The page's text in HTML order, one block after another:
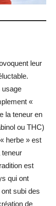
leur
usage
«
la teneur en
ou THC)
herbe » est
teneur
est
qui ont
subi des
de